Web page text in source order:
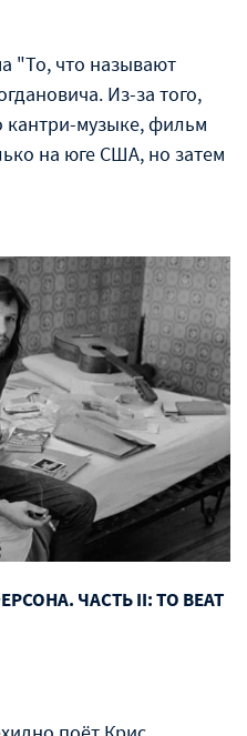
"То, что называют
Из-за того,
кантри-музыке, фильм
на юге США, но затем
ЧАСТЬ II: TO BEAT